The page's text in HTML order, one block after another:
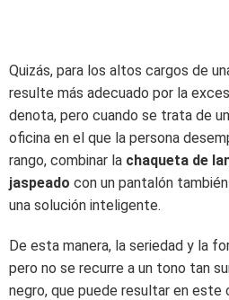
Quizás, para los altos cargos de
resulte más adecuado por la
denota, pero cuando se trata de
oficina en el que la persona
rango, combinar la chaqueta de
jaspeado con un pantalón
una solución inteligente.
De esta manera, la seriedad y la
pero no se recurre a un tono tan
negro, que puede resultar en este